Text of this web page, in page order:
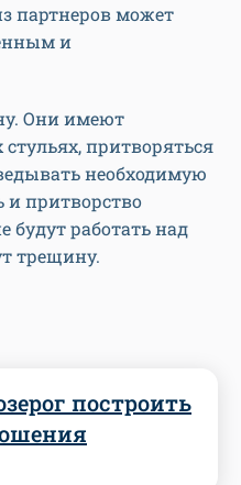
партнеров может
и
Они имеют
притворяться
необходимую
притворство
будут работать над
трещину.
построить